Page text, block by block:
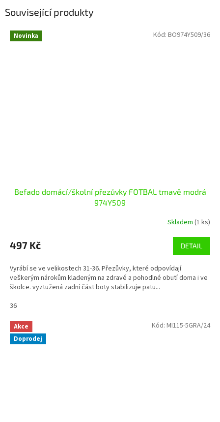
Související produkty
Novinka
Befado domácí/školní přezůvky FOTBAL tmavě modrá
974Y509
Skladem (1 ks)
497 Kč DETAIL
Vyrábí se ve velikostech 31-36. Přezůvky, které odpovídají
veškerým nárokům kladeným na zdravé a pohodlné obutí doma i ve
školce. vyztužená zadní část boty stabilizuje patu...
36
Kód: BO974Y509/36
Akce
Doprodej
Kód: MI115-5GRA/24